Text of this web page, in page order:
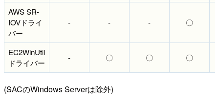
AWS SR-
IOVドライ
バー
- - - 〇
EC2WinUtil
ドライバー
- 〇 〇 〇
(SACのWindows Serverは除外)